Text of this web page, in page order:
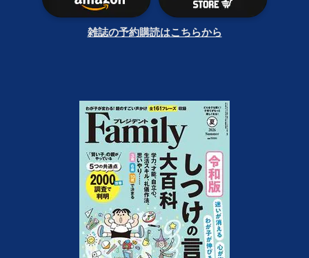
雑誌の予約購読はこちらから